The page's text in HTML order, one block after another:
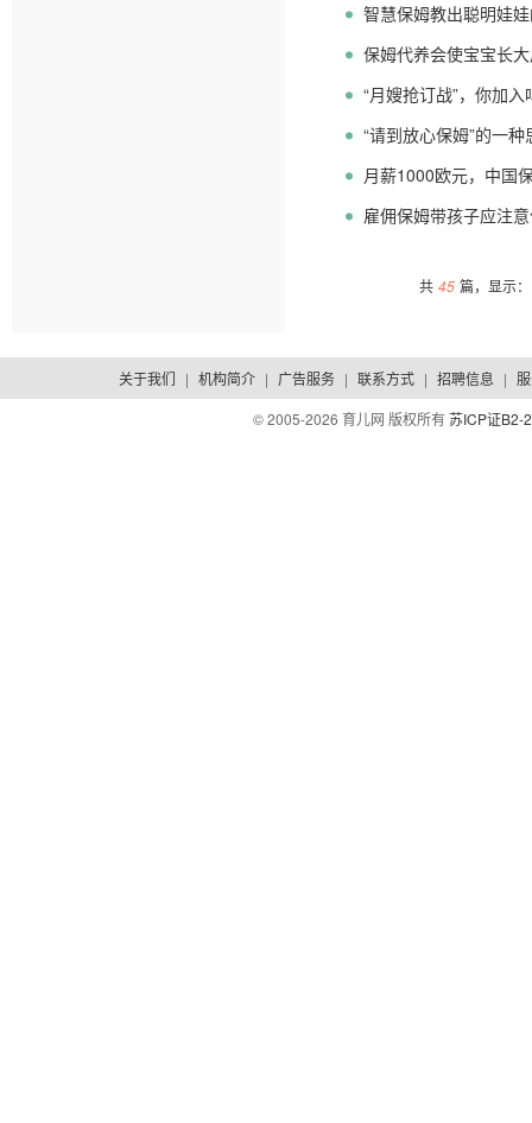
智慧保姆教出聪明娃
保姆代养会使宝宝长
“月嫂抢订战”，你加入
“请到放心保姆”的一种
月薪1000欧元，中国
雇佣保姆带孩子应注
共 45 篇，显示
关于我们 | 机构简介 | 广告服务 | 联系方式 | 招聘信息 |
© 2005-2026 育儿网 版权所有苏ICP证B2-